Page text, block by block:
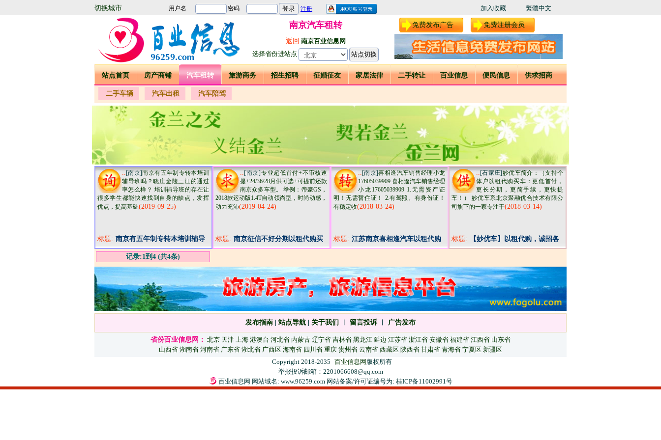
加入收藏 繁體中文
切换城市
免费发布广告 免费注册会员
南京汽车租转
返回 南京百业信息网
选择省份进站点
站点首页 房产商铺 汽车租转 旅游商务 招生招聘 征婚征友 家居法律 二手转让 百业信息 便民信息 供求招商
二手车辆 汽车出租 汽车陪驾
..[南京]南京有五年制专转本培训
辅导班吗？晓庄金陵三江的通过
率怎么样？ 培训辅导班的存在让
很多学生都能快速找到自身的缺点，发挥
优点，提高基础(2019-09-25)
标题: 南京有五年制专转本培训辅导
班吗？晓庄金陵三江的通过率
怎么样？
..[南京]专业超低首付+不审核速
提+24/36/28月供可选+可提前还款
南京众多车型。 举例：帝豪GS，
2018款运动版1.4T自动领尚型，时尚动感，
动力充沛(2019-04-24)
标题: 南京征信不好分期以租代购买
国产车合资车家用代步车
..[南京]喜相逢汽车销售经理小龙
17605039909 喜相逢汽车销售经理
小龙17605039909 1.无需资产证
明！无需暂住证！ 2.有驾照、有身份证！
有稳定收(2018-03-24)
标题: 江苏南京喜相逢汽车以租代购
..[石家庄]妙优车简介：（支持个
体户以租代购买车：更低首付，
更长分期，更简手续，更快提
车！） 妙优车系北京聚融优合技术有限公
司旗下的一家专注于(2018-03-14)
标题:
【妙优车】以租代购，诚招各
县市代理
记录:1到4 (共4条)
发布指南 站点导航 关于我们 留言投诉 广告发布
省份百业信息网： 北京 天津 上海 港澳台 河北省 内蒙古 辽宁省 吉林省 黑龙江 延边 江苏省 浙江省 安徽省 福建省 江西省 山东省
山西省 湖南省 河南省 广东省 湖北省 广西区 海南省 四川省 重庆 贵州省 云南省 西藏区 陕西省 甘肃省 青海省 宁夏区 新疆区
Copyright 2018-2035 百业信息网 版权所有
举报投诉邮箱：2201066608@qq.com
百业信息网 网站域名: www.96259.com 网站备案/许可证编号为: 桂ICP备11002991号